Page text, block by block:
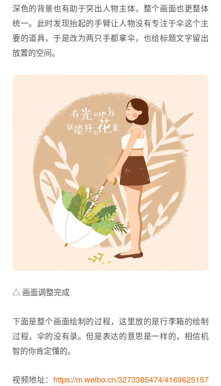
深色的背景也有助于突出人物主体，整个画面也更整体
统一。此时发现抬起的手臂让人物没有专注于伞这个主
要的道具，于是改为两只手都拿伞，也给标题文字留出
放置的空间。
△ 画面调整完成
下面是整个画面绘制的过程，这里放的是行李箱的绘制
过程，伞的没有录。但是表达的意思是一样的，相信机
智的你肯定懂的。
视频地址： https://m.weibo.cn/3273385474/4169625157